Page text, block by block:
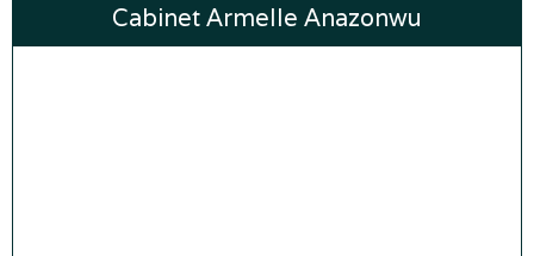
Cabinet Armelle Anazonwu